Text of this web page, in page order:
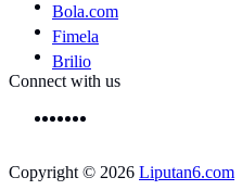
Bola.com
Fimela
Brilio
Connect with us
Copyright © 2026 Liputan6.com